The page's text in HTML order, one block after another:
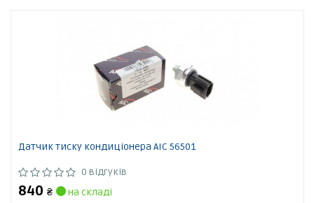
Датчик тиску кондиціонера AIC 56501
0 відгуків
840 ₴
на складі